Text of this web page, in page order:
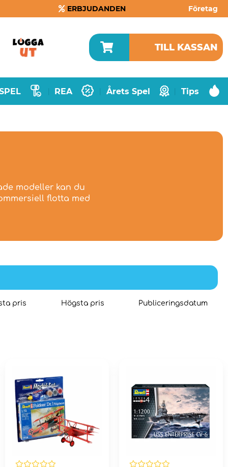
ERBJUDANDEN Företag
TILL KASSAN
REA Årets Spel Tips
modeller kan du
flotta med
pris Högsta pris Publiceringsdatum